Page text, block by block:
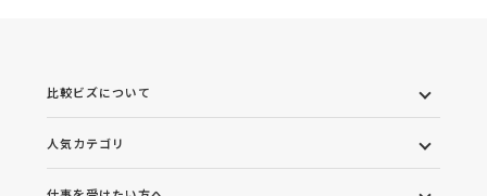
比較ビズについて
人気カテゴリ